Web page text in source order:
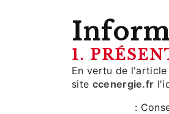
1.
En vertu de
site ccenergie.fr
: